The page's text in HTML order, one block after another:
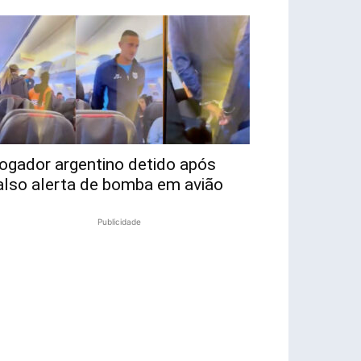
argentino detido após
alerta de bomba em avião
Publicidade